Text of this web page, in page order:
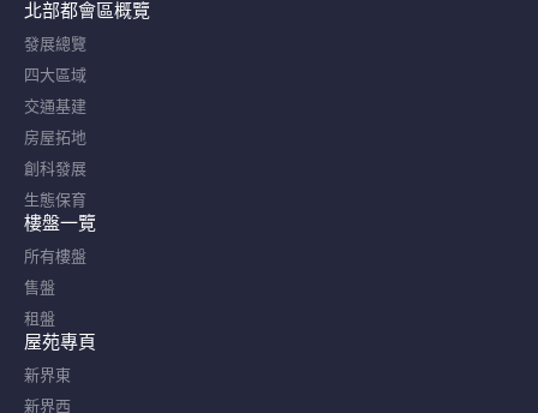
北部都會區概覽​
發展總覽
四大區域
交通基建
房屋拓地
創科發展
生態保育
樓盤一覽
所有樓盤
售盤
租盤
屋苑專頁
新界東
新界西